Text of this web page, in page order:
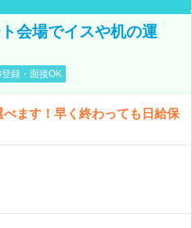
会場でイスや机の運
録・面接OK
ます！早く終わっても日給保